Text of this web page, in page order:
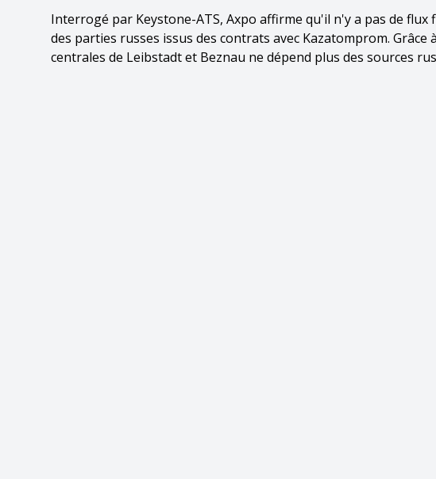
Interrogé par Keystone-ATS, Axpo affirme qu'il n'y a pas de
des parties russes issus des contrats avec Kazatomprom.
centrales de Leibstadt et Beznau ne dépend plus des sources